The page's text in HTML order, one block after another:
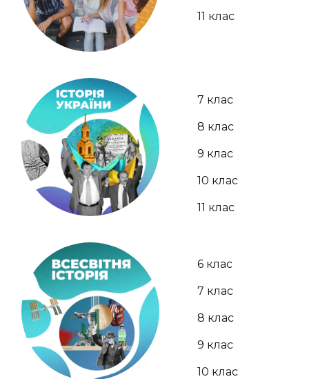
11 клас
7 клас
8 клас
9 клас
10 клас
11 клас
6 клас
7 клас
8 клас
9 клас
10 клас